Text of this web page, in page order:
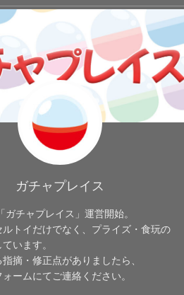
ガチャプレイス
ガチャプレイス」運営開始。
トイだけでなく、プライズ・食玩の
います。
摘・修正点がありましたら、
ームにてご連絡ください。